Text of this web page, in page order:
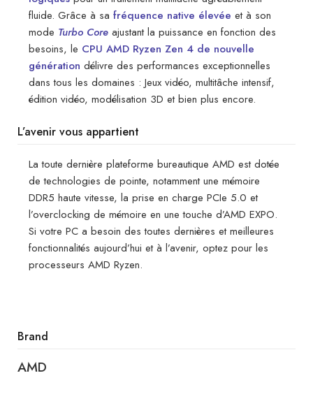
fluide. Grâce à sa fréquence native élevée et à son
mode Turbo Core ajustant la puissance en fonction des
besoins, le CPU AMD Ryzen Zen 4 de nouvelle
génération délivre des performances exceptionnelles
dans tous les domaines : Jeux vidéo, multitâche intensif,
édition vidéo, modélisation 3D et bien plus encore.
L’avenir vous appartient
La toute dernière plateforme bureautique AMD est dotée
de technologies de pointe, notamment une mémoire
DDR5 haute vitesse, la prise en charge PCIe 5.0 et
l’overclocking de mémoire en une touche d’AMD EXPO.
Si votre PC a besoin des toutes dernières et meilleures
fonctionnalités aujourd’hui et à l’avenir, optez pour les
processeurs AMD Ryzen.
Brand
AMD